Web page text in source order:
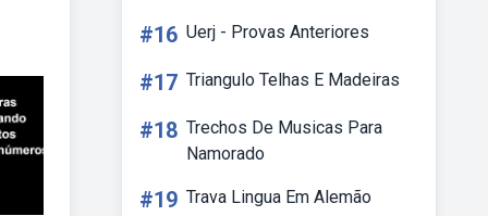
#16 Uerj - Provas Anteriores
#17 Triangulo Telhas E Madeiras
#18 Trechos De Musicas Para
Namorado
#19 Trava Lingua Em Alemão